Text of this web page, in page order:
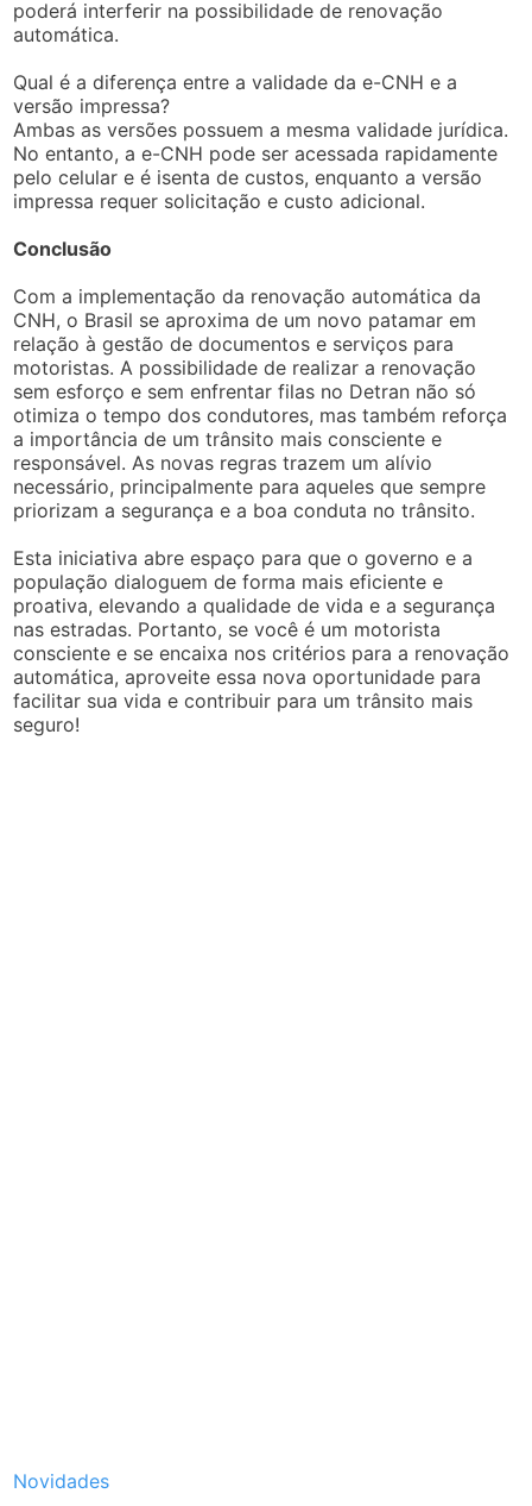
poderá interferir na possibilidade de renovação
automática.
Qual é a diferença entre a validade da e-CNH e a
versão impressa?
Ambas as versões possuem a mesma validade jurídica.
No entanto, a e-CNH pode ser acessada rapidamente
pelo celular e é isenta de custos, enquanto a versão
impressa requer solicitação e custo adicional.
Conclusão
Com a implementação da renovação automática da
CNH, o Brasil se aproxima de um novo patamar em
relação à gestão de documentos e serviços para
motoristas. A possibilidade de realizar a renovação
sem esforço e sem enfrentar filas no Detran não só
otimiza o tempo dos condutores, mas também reforça
a importância de um trânsito mais consciente e
responsável. As novas regras trazem um alívio
necessário, principalmente para aqueles que sempre
priorizam a segurança e a boa conduta no trânsito.
Esta iniciativa abre espaço para que o governo e a
população dialoguem de forma mais eficiente e
proativa, elevando a qualidade de vida e a segurança
nas estradas. Portanto, se você é um motorista
consciente e se encaixa nos critérios para a renovação
automática, aproveite essa nova oportunidade para
facilitar sua vida e contribuir para um trânsito mais
seguro!
Novidades